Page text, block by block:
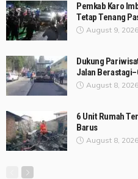
Pemkab Karo
Tetap Tenang
August 9, 2026
Dukung
Jalan
August 8, 2026
6 Unit Rumah
Barus
August 8, 2026